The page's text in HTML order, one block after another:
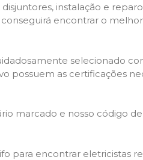
instalação e
encontrar o
selecionado
possuem as certificações
marcado e nosso código
para encontrar eletricistas